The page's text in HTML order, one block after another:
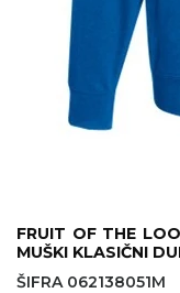
VINO I BAR
UPALJAČI
SLOBODNO
ŠOLJE
FRUIT OF THE
MUŠKI KLASIČNI
ŠIFRA 062138051M